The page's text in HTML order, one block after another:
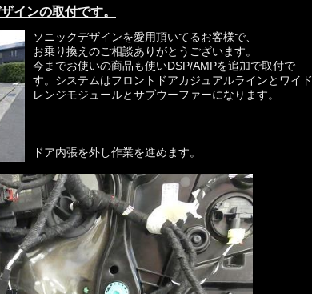
インの取付です。
ソニックデザインを愛用頂いてるお客様で、
お乗り換えのご相談ありがとうございます。
今までお使いの商品も使いDSP/AMPを追加で取付で
す。システムはフロントドアカジュアルラインとワイド
レンジモジュールとサブウーファーになります。
ドア内張を外し作業を進めます。